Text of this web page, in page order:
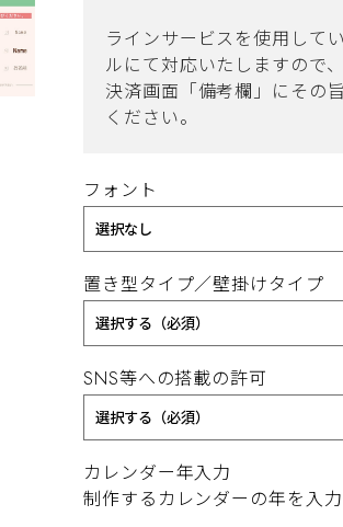
ラインサービスを使用して
ルにて対応いたしますので、
決済画面「備考欄」にその
ください。
フォント
置き型タイプ／壁掛けタイプ
SNS等への搭載の許可
カレンダー年入力
制作するカレンダーの年を入力